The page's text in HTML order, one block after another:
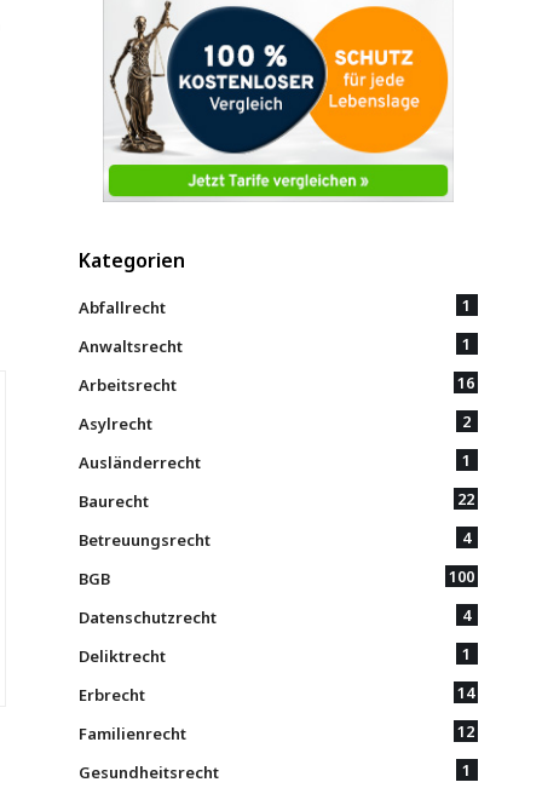
Kategorien
Abfallrecht
1
Anwaltsrecht
1
Arbeitsrecht
16
Asylrecht
2
Ausländerrecht
1
Baurecht
22
Betreuungsrecht
4
BGB
100
Datenschutzrecht
4
Deliktrecht
1
Erbrecht
14
Familienrecht
12
Gesundheitsrecht
1